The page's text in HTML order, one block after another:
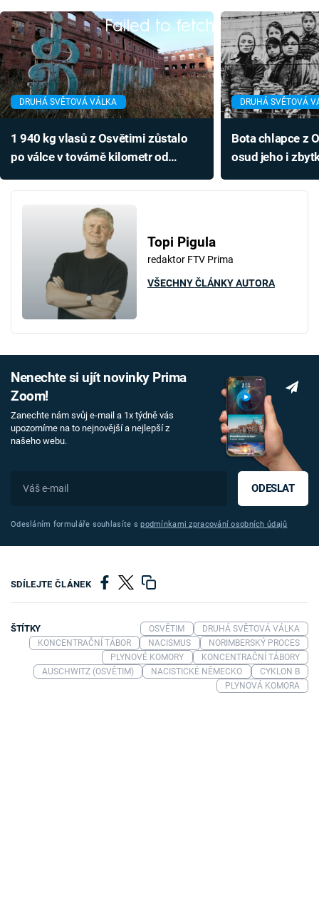
Failed to fetch
DRUHÁ SVĚTOVÁ VÁLKA
1 940 kg vlasů z Osvětimi zůstalo
po válce v továrně kilometr od
DRUHÁ SVĚTOVÁ
Bota chlapce z
osud jeho i
Topi Pigula
redaktor FTV Prima
VŠECHNY ČLÁNKY AUTORA
Nenechte si ujít novinky Prima
Zoom!
Zanechte nám svůj e-mail a 1x týdně vás
upozorníme na to nejnovější a nejlepší z
našeho webu.
ODESLAT
Odesláním formuláře souhlasíte spodmínkami zpracování osobních údajů
SDÍLEJTE ČLÁNEK
ŠTÍTKY OSVĚTIM
DRUHÁ SVĚTOVÁ VÁLKA
KONCENTRAČNÍ TÁBOR
NACISMUS
NORIMBERSKÝ PROCES
PLYNOVÉ KOMORY
KONCENTRAČNÍ TÁBORY
AUSCHWITZ (OSVĚTIM)
NACISTICKÉ NĚMECKO
CYKLON B
PLYNOVÁ KOMORA